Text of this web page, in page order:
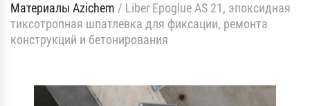
Материалы Azichem / Liber Epoglue AS 21, эпоксидная
тиксотропная шпатлевка для фиксации, ремонта
конструкций и бетонирования